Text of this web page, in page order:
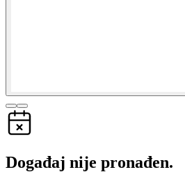
Događaj nije pronađen.